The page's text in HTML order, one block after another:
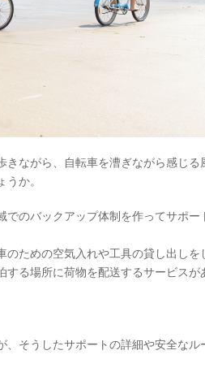
ながら、自転車を漕ぎながら感じる
か。
のバックアップ体制を作ってサポー
ための空気入れや工具の貸し出しを
る場所に荷物を配送するサービスが
そうしたサポートの詳細や安全なル